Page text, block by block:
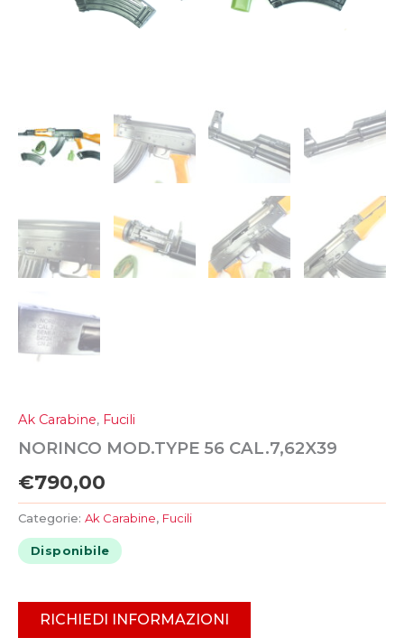
Ak Carabine, Fucili
NORINCO MOD.TYPE 56 CAL.7,62X39
€790,00
Categorie: Ak Carabine, Fucili
Disponibile
RICHIEDI INFORMAZIONI